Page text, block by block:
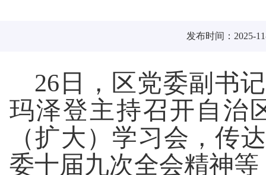
发布时间：2025-
26日，区党委副书
玛泽登主持召开自治
（扩大）学习会，传
委十届九次全会精神